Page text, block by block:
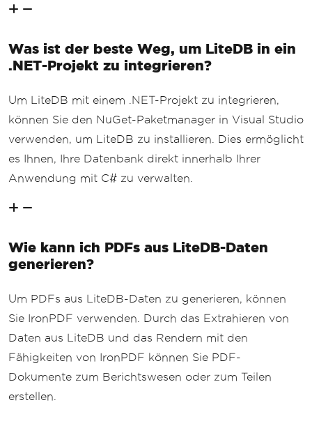
// Add each product row to the
HTML table
foreach
(var product in produc
{
td>{product.Id}</td><td>{product.Name}
</td><td>{product.Price:C}</td></tr
}
Was ist der beste Weg, um LiteDB in ein
.NET-Projekt zu integrieren?
Um LiteDB mit einem .NET-Projekt zu integrieren,
können Sie den NuGet-Paketmanager in Visual Studio
verwenden, um LiteDB zu installieren. Dies ermöglicht
es Ihnen, Ihre Datenbank direkt innerhalb Ihrer
Anwendung mit C# zu verwalten.
Wie kann ich PDFs aus LiteDB-Daten
generieren?
Um PDFs aus LiteDB-Daten zu generieren, können
Sie IronPDF verwenden. Durch das Extrahieren von
Daten aus LiteDB und das Rendern mit den
Fähigkeiten von IronPDF können Sie PDF-
Dokumente zum Berichtswesen oder zum Teilen
erstellen.